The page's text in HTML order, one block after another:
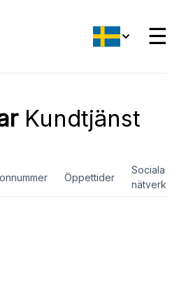
☰
Kundtjänst
Öppettider
Sociala
nätverk